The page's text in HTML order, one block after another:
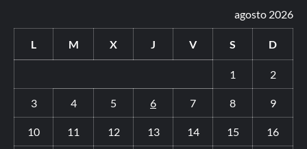
agosto 2026
L M X J V S D
1 2
3 4 5 6 7 8 9
10 11 12 13 14 15 16